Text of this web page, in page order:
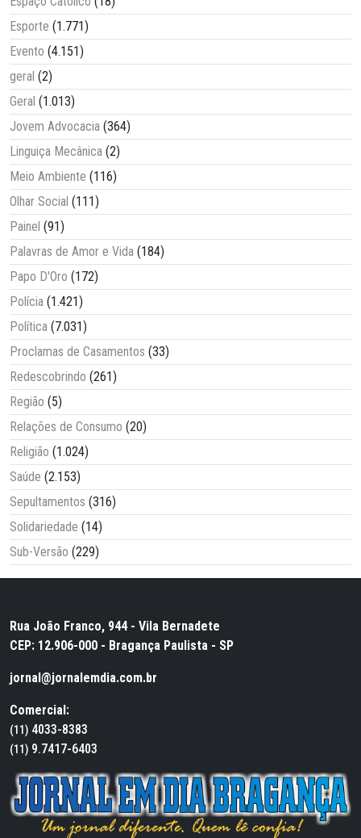
Esporte (1.771)
Evento (4.151)
geral (2)
Geral (1.013)
Jovem Advocacia (364)
Linguiça Mecânica (2)
Meio Ambiente (116)
Olhar Social (111)
Painel (91)
Palavras de Amor e Vida (184)
Papo D'Oro (172)
Polícia (1.421)
Política (7.031)
Proclamas de Casamentos (33)
Redescobrindo (261)
Região (5)
Relações de Consumo (20)
Religião (1.024)
Saúde (2.153)
Sepultamentos (316)
Solidariedade (14)
Sub-Versão (229)
Rua João Franco, 944 - Vila Bernadete
CEP: 12.906-000 - Bragança Paulista - SP
jornal@jornalemdia.com.br
Comercial:
(11) 4033-8383
(11) 9.7417-6403